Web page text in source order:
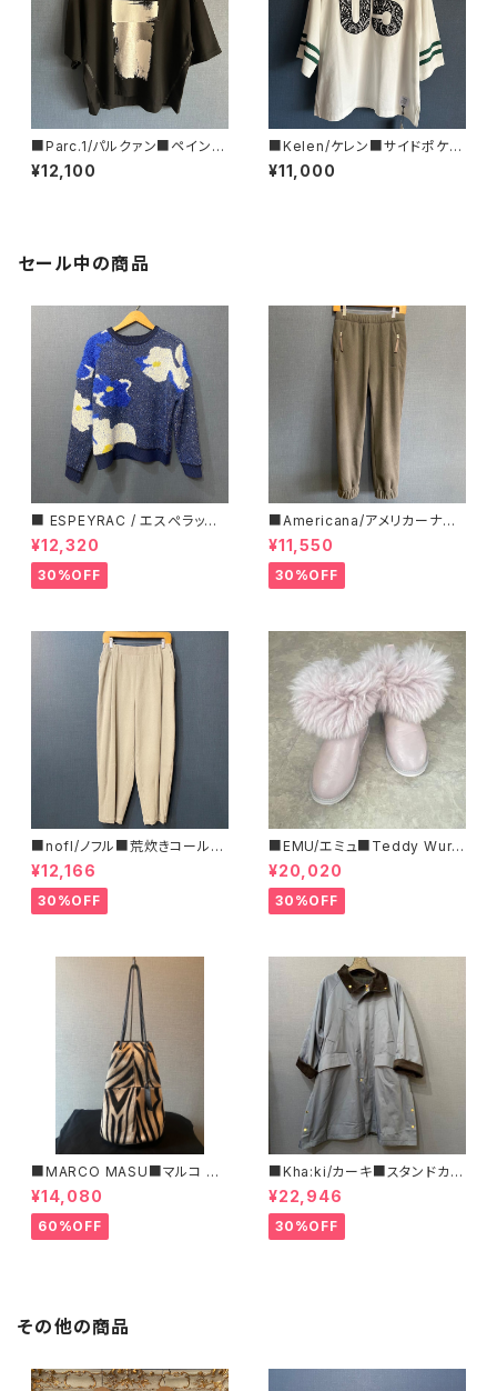
■Parc.1/パルクァン■ペイント
フォイルTee■107-076121
¥12,100
■Kelen/ケレン■サイドポケッ
ト・スウェットTEE■KLM26HC
S1203
¥11,000
セール中の商品
■ ESPEYRAC / エスぺラック
■ フラワーモチーフニット■YE
LLOW & NAVY■ 超カワイイ！
¥12,320
30%OFF
■Americana/アメリカーナ■
マイクロフリース・イージーパン
ツ■
¥11,550
30%OFF
■nofl/ノフル■荒炊きコール天
テーパードパンツ■ゆるっとバ
ルーンシルエット
¥12,166
30%OFF
■EMU/エミュ■Teddy Wurr
en■撥水サイドジッパーブーツ
¥20,020
30%OFF
■MARCO MASU■マルコ マ
ージ■ハラコ・ゼブラ柄巾着BA
G■程よいサイズで可愛い
¥14,080
60%OFF
■Kha:ki/カーキ■スタンドカラ
ー・コート■
¥22,946
30%OFF
その他の商品